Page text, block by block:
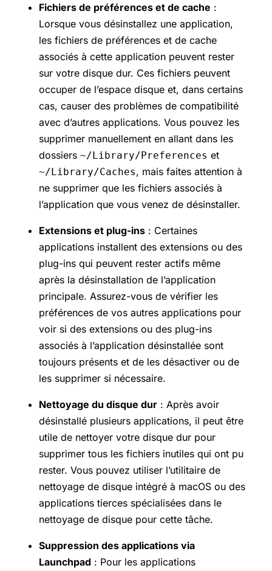
Fichiers de préférences et de cache :
Lorsque vous désinstallez une application,
les fichiers de préférences et de cache
associés à cette application peuvent rester
sur votre disque dur. Ces fichiers peuvent
occuper de l’espace disque et, dans certains
cas, causer des problèmes de compatibilité
avec d’autres applications. Vous pouvez les
supprimer manuellement en allant dans les
dossiers ~/Library/Preferences et
~/Library/Caches, mais faites attention à
ne supprimer que les fichiers associés à
l’application que vous venez de désinstaller.
Extensions et plug-ins : Certaines
applications installent des extensions ou des
plug-ins qui peuvent rester actifs même
après la désinstallation de l’application
principale. Assurez-vous de vérifier les
préférences de vos autres applications pour
voir si des extensions ou des plug-ins
associés à l’application désinstallée sont
toujours présents et de les désactiver ou de
les supprimer si nécessaire.
Nettoyage du disque dur : Après avoir
désinstallé plusieurs applications, il peut être
utile de nettoyer votre disque dur pour
supprimer tous les fichiers inutiles qui ont pu
rester. Vous pouvez utiliser l’utilitaire de
nettoyage de disque intégré à macOS ou des
applications tierces spécialisées dans le
nettoyage de disque pour cette tâche.
Suppression des applications via
Launchpad : Pour les applications